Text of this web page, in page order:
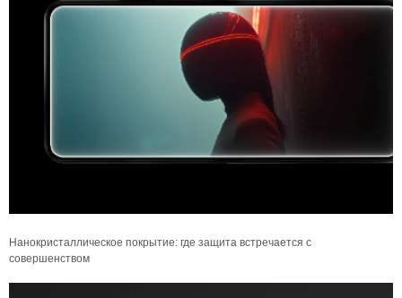
Нанокристаллическое покрытие: где защита встречается с
совершенством